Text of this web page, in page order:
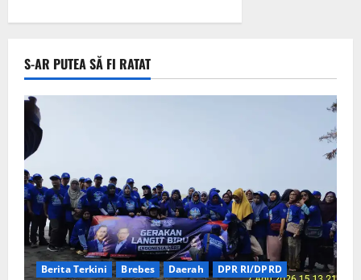
S-AR PUTEA SĂ FI RATAT
Berita Terkini Brebes Daerah
DPR RI/DPRD